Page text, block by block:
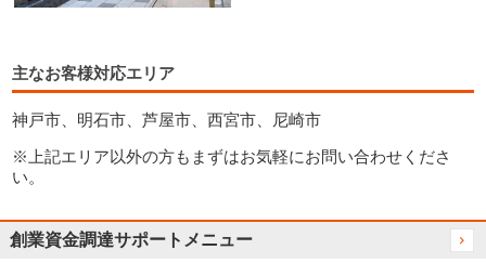
主なお客様対応エリア
神戸市、明石市、芦屋市、西宮市、尼崎市
※上記エリア以外の方もまずはお気軽にお問い合わせくださ
い。
創業資金調達サポートメニュー